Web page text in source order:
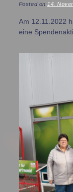
Posted on 14.
Am 12.11.2022
eine